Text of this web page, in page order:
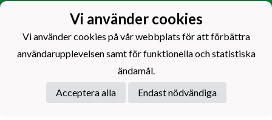
Powered by
Vi använder cookies
Vi använder cookies på vår webbplats för att förbättra
användarupplevelsen samt för funktionella och statistiska
ändamål.
Acceptera alla
Endast nödvändiga